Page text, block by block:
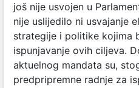
još nije usvojen u
nije uslijedilo ni usvajanje
strategije i politike kojima
ispunjavanje ovih ciljeva.
aktuelnog mandata su,
predpripremne radnje za